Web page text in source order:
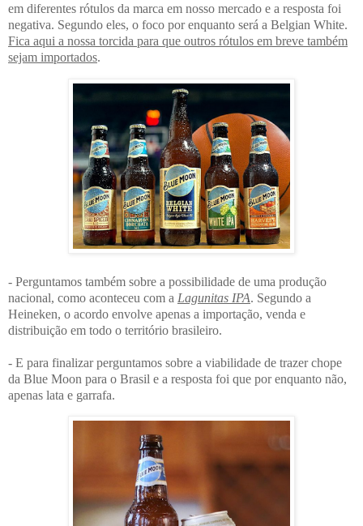
em diferentes rótulos da marca em nosso mercado e a resposta foi
negativa. Segundo eles, o foco por enquanto será a Belgian White.
Fica aqui a nossa torcida para que outros rótulos em breve também
sejam importados.
- Perguntamos também sobre a possibilidade de uma produção
nacional, como aconteceu com a Lagunitas IPA. Segundo a
Heineken, o acordo envolve apenas a importação, venda e
distribuição em todo o território brasileiro.
- E para finalizar perguntamos sobre a viabilidade de trazer chope
da Blue Moon para o Brasil e a resposta foi que por enquanto não,
apenas lata e garrafa.